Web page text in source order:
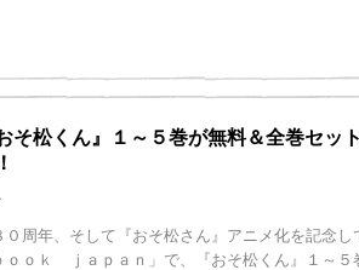
そ松くん』１～５巻が無料＆全巻セッ
周年、そして『おそ松さん』アニメ化を記念し
ｏｏｋ ｊａｐａｎ」で、『おそ松くん』１～５